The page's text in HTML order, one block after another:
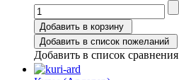
Добавить в корзину
Добавить в список пожеланий
Добавить в список сравнения